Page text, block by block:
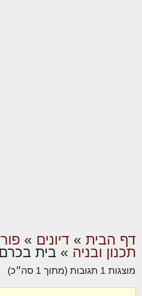
דף הבית » דיונים »
תכנון ובניה » בית
מוצגות 1 תגובות (מתוך 1 סה״כ)